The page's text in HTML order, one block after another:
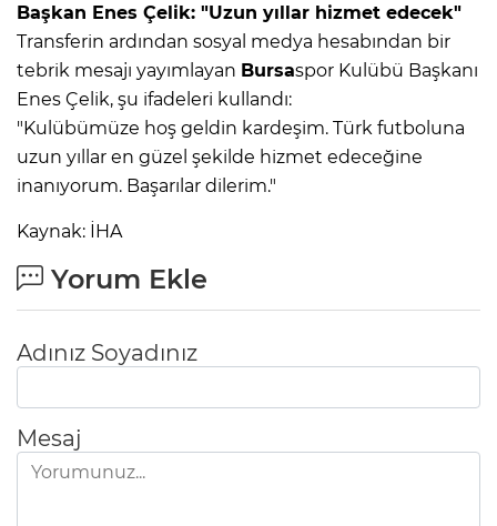
Başkan Enes Çelik: "Uzun yıllar hizmet edecek"
Transferin ardından sosyal medya hesabından bir
tebrik mesajı yayımlayan Bursaspor Kulübü Başkanı
Enes Çelik, şu ifadeleri kullandı:
"Kulübümüze hoş geldin kardeşim. Türk futboluna
uzun yıllar en güzel şekilde hizmet edeceğine
inanıyorum. Başarılar dilerim."
Kaynak: İHA
Yorum Ekle
Adınız Soyadınız
Mesaj